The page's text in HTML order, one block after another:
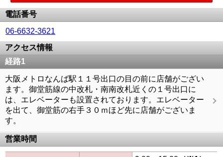
電話番号
06-6632-3621
アクセス情報
経路1
大阪メトロなんば駅１１号出口の目の前に店舗がござい
ます。御堂筋線の中改札・南南改札近くの１号出口に
は、エレベーターも設置されております。エレベーター
を出て、御堂筋の右手３０ｍほど先に店舗がございま
す。
営業時間